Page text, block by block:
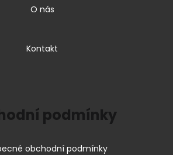
O nás
Kontakt
podmínky
obchodní podmínky